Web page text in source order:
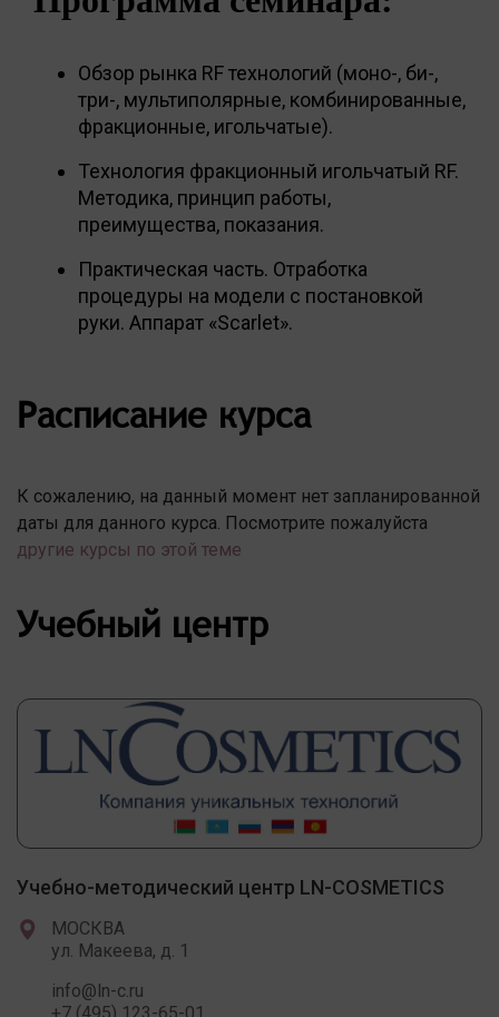
Обзор рынка RF технологий (моно-, би-,
три-, мультиполярные, комбинированные,
фракционные, игольчатые).
Технология фракционный игольчатый RF.
Методика, принцип работы,
преимущества, показания.
Практическая часть. Отработка
процедуры на модели с постановкой
руки. Аппарат «Scarlet».
Расписание курса
К сожалению, на данный момент нет запланированной
даты для данного курса. Посмотрите пожалуйста
другие курсы по этой теме
Учебный центр
Учебно-методический центр LN-COSMETICS
МОСКВА
ул. Макеева, д. 1
info@ln-c.ru